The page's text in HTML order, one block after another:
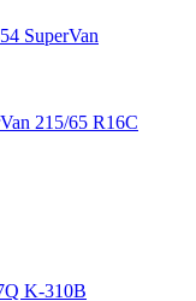
215/65 R16C